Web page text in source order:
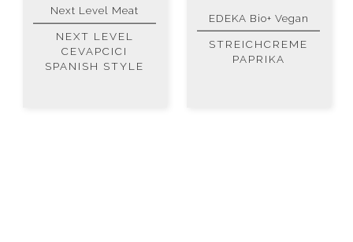
Next Level Meat
NEXT LEVEL
CEVAPCICI
SPANISH STYLE
EDEKA Bio+ Vegan
STREICHCREME
PAPRIKA